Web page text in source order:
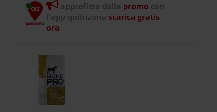
approfitta della promo con
l'app quiinzona scarica gratis
ora